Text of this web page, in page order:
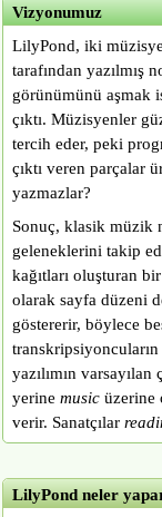
Vizyonumuz
LilyPond, iki
tarafından yazılmış
görünümünü aşmak
çıktı. Müzisyenler
tercih eder, peki
çıktı veren parçalar
yazmazlar?
Sonuç, klasik müzik
geleneklerini takip
kağıtları oluşturan
olarak sayfa düzeni
göstererir, böylece
transkripsiyoncuların
yazılımın varsayılan
yerine musicüzerine
verir. Sanatçılar
LilyPond neler